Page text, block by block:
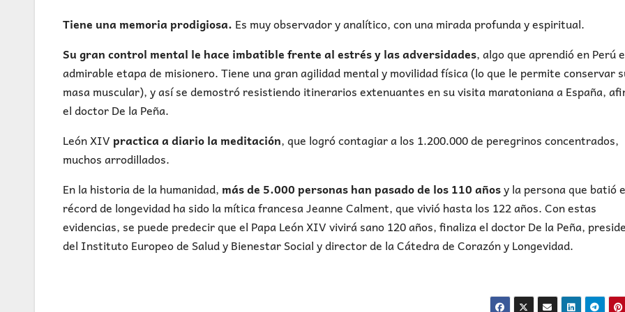
Tiene una memoria prodigiosa. Es muy observador y analítico, con una mirada profunda y espiritual.
Su gran control mental le hace imbatible frente al estrés y las adversidades, algo que aprendió en Perú
admirable etapa de misionero. Tiene una gran agilidad mental y movilidad física (lo que le permite conservar
masa muscular), y así se demostró resistiendo itinerarios extenuantes en su visita maratoniana a España,
el doctor De la Peña.
León XIVpractica a diario la meditación, que logró contagiar a los 1.200.000 de peregrinos concentrados,
muchos arrodillados.
En la historia de la humanidad, más de 5.000 personas han pasado de los 110 añosy la persona que batió
récord de longevidad ha sido la mítica francesa Jeanne Calment, que vivió hasta los 122 años. Con estas
evidencias, se puede predecir que el Papa León XIV vivirá sano 120 años, finaliza el doctor De la Peña,
del Instituto Europeo de Salud y Bienestar Social y director de la Cátedra de Corazón y Longevidad.